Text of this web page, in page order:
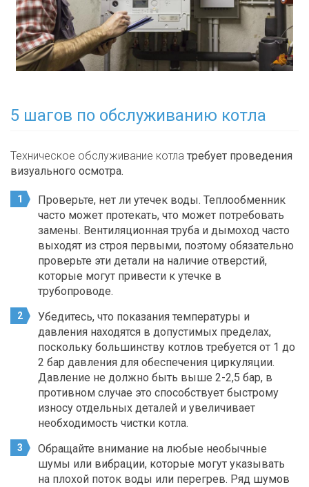
5 шагов по обслуживанию котла
Техническое обслуживание котла требует проведения
визуального осмотра.
Проверьте, нет ли утечек воды. Теплообменник
часто может протекать, что может потребовать
замены. Вентиляционная труба и дымоход часто
выходят из строя первыми, поэтому обязательно
проверьте эти детали на наличие отверстий,
которые могут привести к утечке в
трубопроводе.
Убедитесь, что показания температуры и
давления находятся в допустимых пределах,
поскольку большинству котлов требуется от 1 до
2 бар давления для обеспечения циркуляции.
Давление не должно быть выше 2-2,5 бар, в
противном случае это способствует быстрому
износу отдельных деталей и увеличивает
необходимость чистки котла.
Обращайте внимание на любые необычные
шумы или вибрации, которые могут указывать
на плохой поток воды или перегрев. Ряд шумов